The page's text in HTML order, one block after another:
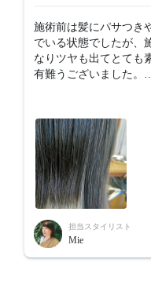
施術前は髪にパサつき
でいる状態でしたが、
なりツヤも出てとても
有難うございました。
私の髪の痛みが激し
戻ってきていますが、
トメントを付けたとこ
これからは週に二回ほ
せたいと思います。
担当スタイリスト
Mie